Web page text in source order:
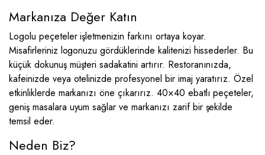
Markanıza Değer Katın
Logolu peçeteler işletmenizin farkını ortaya koyar.
Misafirleriniz logonuzu gördüklerinde kalitenizi hissederler. Bu
küçük dokunuş müşteri sadakatini artırır. Restoranınızda,
kafeinizde veya otelinizde profesyonel bir imaj yaratırız. Özel
etkinliklerde markanızı öne çıkarırız. 40×40 ebatlı peçeteler,
geniş masalara uyum sağlar ve markanızı zarif bir şekilde
temsil eder.
Neden Biz?